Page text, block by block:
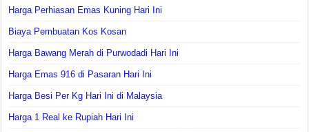
Harga Perhiasan Emas Kuning Hari Ini
Biaya Pembuatan Kos Kosan
Harga Bawang Merah di Purwodadi Hari Ini
Harga Emas 916 di Pasaran Hari Ini
Harga Besi Per Kg Hari Ini di Malaysia
Harga 1 Real ke Rupiah Hari Ini